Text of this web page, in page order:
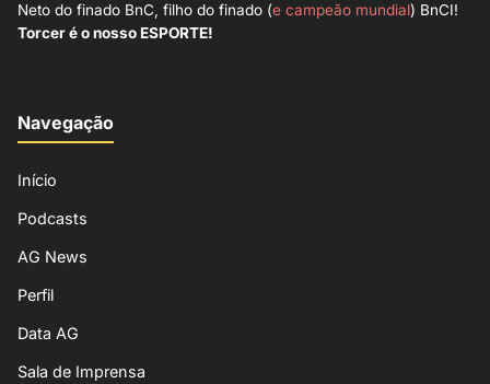
Neto do finado BnC, filho do finado (e campeão mundial) BnCI!
Torcer é o nosso ESPORTE!
Navegação
Início
Podcasts
AG News
Perfil
Data AG
Sala de Imprensa